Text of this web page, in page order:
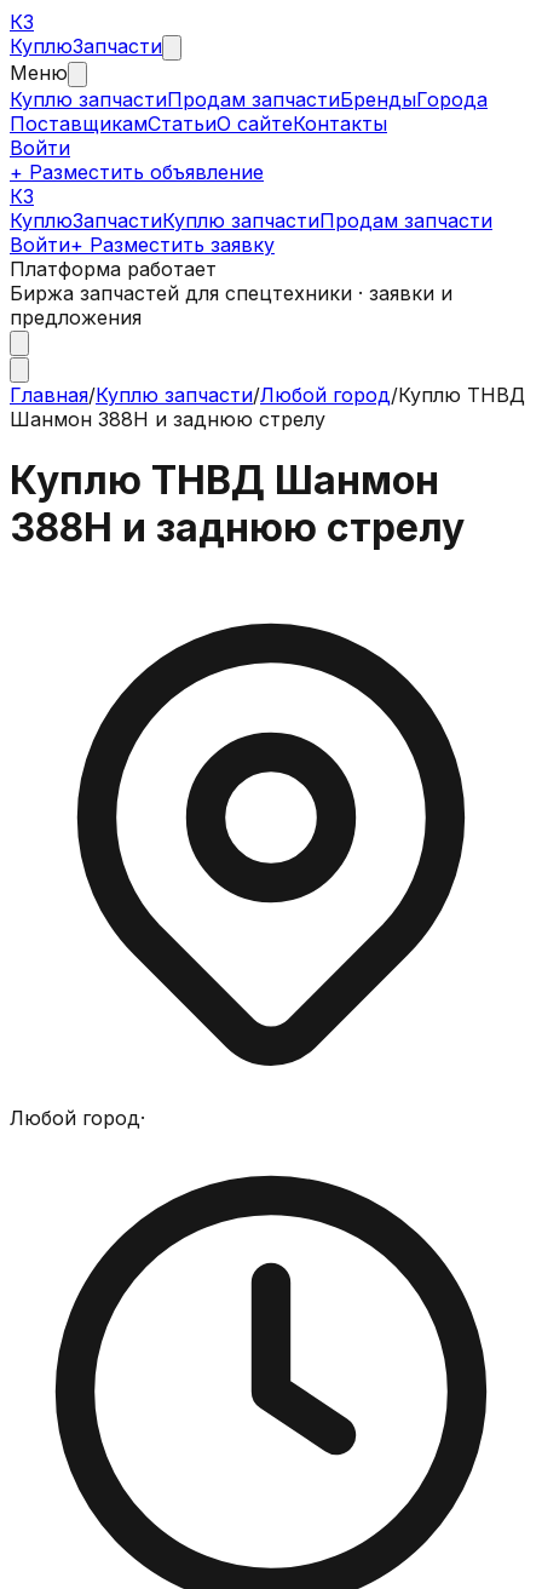
КЗ
КуплюЗапчасти
Меню
Куплю запчастиПродам запчастиБрендыГорода
ПоставщикамСтатьиО сайтеКонтакты
Войти
+ Разместить объявление
КЗ
КуплюЗапчастиКуплю запчастиПродам запчасти
Войти+ Разместить заявку
Платформа работает
Биржа запчастей для спецтехники · заявки и
предложения
Главная/Куплю запчасти/Любой город/Куплю ТНВД
Шанмон 388H и заднюю стрелу
Куплю ТНВД Шанмон
388H и заднюю стрелу
Любой город·